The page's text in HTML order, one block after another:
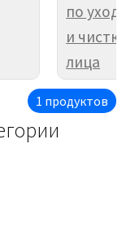
по уходу
и чистке
лица
1 продуктов